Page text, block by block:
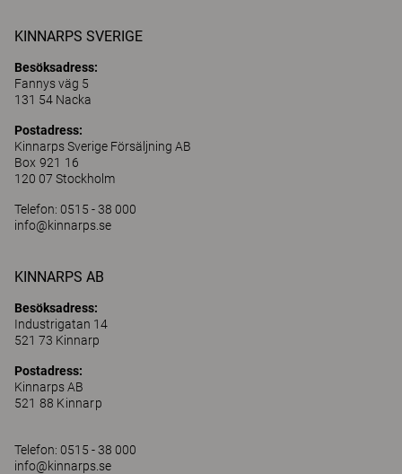
KINNARPS SVERIGE
Besöksadress:
Fannys väg 5
131 54 Nacka
Postadress:
Kinnarps Sverige Försäljning AB
Box 921 16
120 07 Stockholm
Telefon: 0515 - 38 000
info@kinnarps.se
KINNARPS AB
Besöksadress:
Industrigatan 14
521 73 Kinnarp
Postadress:
Kinnarps AB
521 88 Kinnarp
Telefon: 0515 - 38 000
info@kinnarps.se